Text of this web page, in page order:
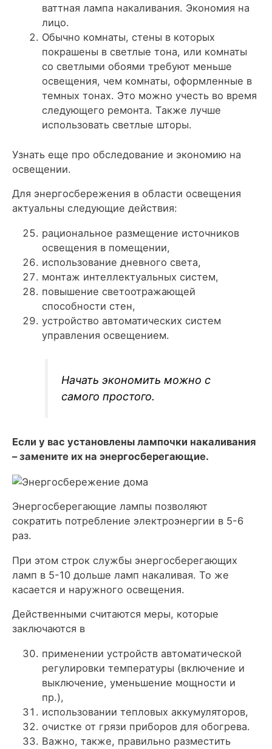
ваттная лампа накаливания. Экономия на
лицо.
Обычно комнаты, стены в которых
покрашены в светлые тона, или комнаты
со светлыми обоями требуют меньше
освещения, чем комнаты, оформленные в
темных тонах. Это можно учесть во время
следующего ремонта. Также лучше
использовать светлые шторы.
Узнать еще про обследование и экономию на
освещении.
Для энергосбережения в области освещения
актуальны следующие действия:
рациональное размещение источников
освещения в помещении,
использование дневного света,
монтаж интеллектуальных систем,
повышение светоотражающей
способности стен,
устройство автоматических систем
управления освещением.
Начать экономить можно с
самого простого.
Если у вас установлены лампочки накаливания
– замените их на энергосберегающие.
Энергосберегающие лампы позволяют
сократить потребление электроэнергии в 5-6
раз.
При этом строк службы энергосберегающих
ламп в 5-10 дольше ламп накаливая. То же
касается и наружного освещения.
Действенными считаются меры, которые
заключаются в
применении устройств автоматической
регулировки температуры (включение и
выключение, уменьшение мощности и
пр.),
использовании тепловых аккумуляторов,
очистке от грязи приборов для обогрева.
Важно, также, правильно разместить